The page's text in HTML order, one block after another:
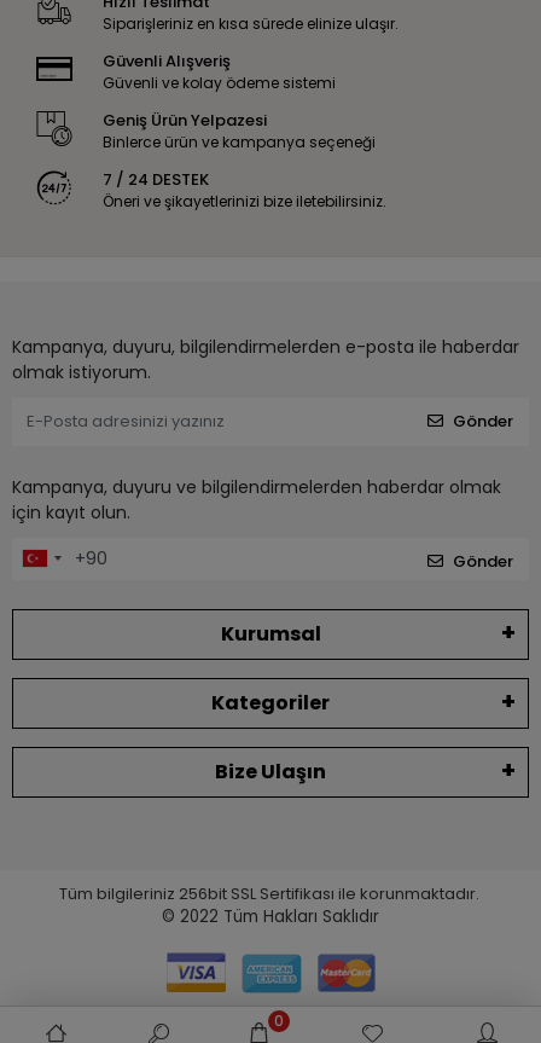
Siparişleriniz en kısa sürede elinize ulaşır.
Güvenli Alışveriş
Güvenli ve kolay ödeme sistemi
Geniş Ürün Yelpazesi
Binlerce ürün ve kampanya seçeneği
7 / 24 DESTEK
Öneri ve şikayetlerinizi bize iletebilirsiniz.
Kampanya, duyuru, bilgilendirmelerden e-posta ile haberdar
olmak istiyorum.
Gönder
Kampanya, duyuru ve bilgilendirmelerden haberdar olmak
için kayıt olun.
Gönder
Kurumsal
Kategoriler
Bize Ulaşın
Tüm bilgileriniz 256bit SSL Sertifikası ile korunmaktadır.
© 2022 Tüm Hakları Saklıdır
0